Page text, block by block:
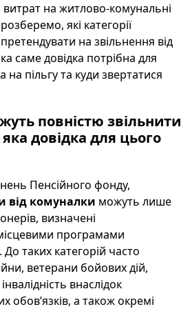
на житлово-комунальні
які категорії
на звільнення від
саме довідка потрібна для
пільгу та куди звертатися
повністю звільнити
довідка для цього
Пенсійного фонду,
від комуналки можуть лише
визначені
програмами
До таких категорій часто
ветерани бойових дій,
внаслідок
обов’язків, а також окремі